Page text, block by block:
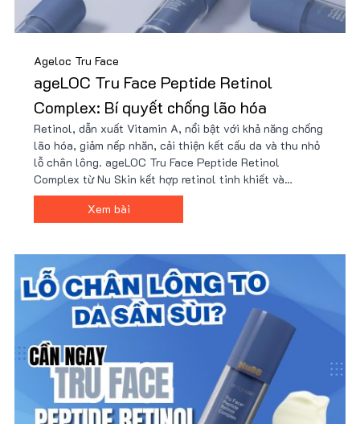
Ageloc Tru Face
ageLOC Tru Face Peptide Retinol
Complex: Bí quyết chống lão hóa
Retinol, dẫn xuất Vitamin A, nổi bật với khả năng chống
lão hóa, giảm nếp nhăn, cải thiện kết cấu da và thu nhỏ
lỗ chân lông. ageLOC Tru Face Peptide Retinol
Complex từ Nu Skin kết hợp retinol tinh khiết và
peptide tiên tiến, mang lại hiệu quả vượt trội mà không
gây kích ứng. Mua sản phẩm giá tốt kèm nhiều quà tặng.
Xem bài